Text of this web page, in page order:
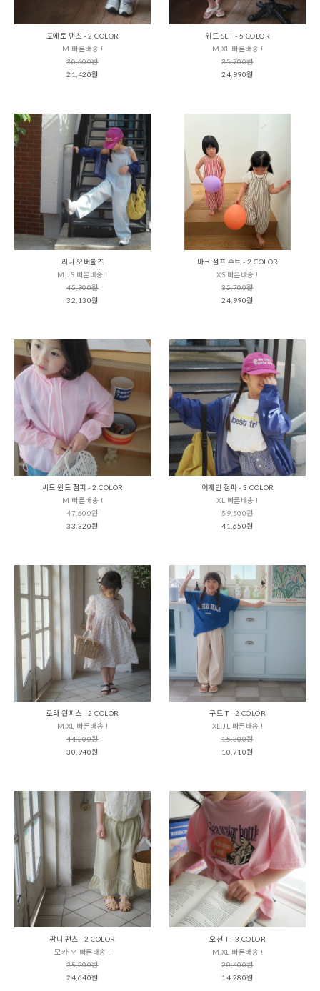
포에토 팬츠 - 2 COLOR
M 빠른배송 !
30,600원
21,420원
위드 SET - 5 COLOR
M,XL 빠른배송 !
35,700원
24,990원
리니 오버롤즈
M,JS 빠른배송 !
45,900원
32,130원
마크 점프 수트 - 2 COLOR
XS 빠른배송 !
35,700원
24,990원
씨드 윈드 점퍼 - 2 COLOR
M 빠른배송 !
47,600원
33,320원
어게인 점퍼 - 3 COLOR
XL 빠른배송 !
59,500원
41,650원
로라 원피스 - 2 COLOR
M,XL 빠른배송 !
44,200원
30,940원
구트 T - 2 COLOR
XL,JL 빠른배송 !
15,300원
10,710원
팡니 팬츠 - 2 COLOR
모카 M 빠른배송 !
35,200원
24,640원
오션 T - 3 COLOR
M,XL 빠른배송 !
20,400원
14,280원